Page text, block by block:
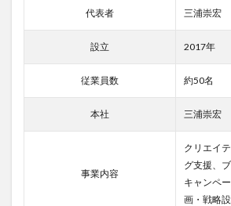
5
株式
ジレ
代表者 三浦崇宏
設立 2017年
従業員数 約50名
本社 三浦崇宏
事業内容
クリエイ
グ支援、
キャンペ
画・戦略